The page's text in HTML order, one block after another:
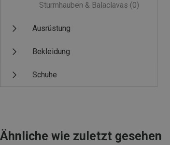
Sturmhauben & Balaclavas (0)
Ausrüstung
Bekleidung
Schuhe
Ähnliche wie zuletzt gesehen